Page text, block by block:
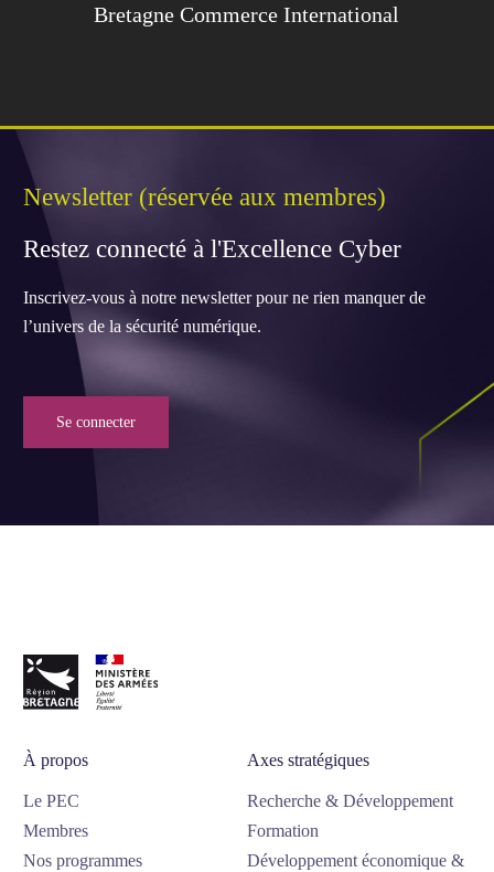
Bretagne Commerce International
Newsletter (réservée aux membres)
Restez connecté à l'Excellence Cyber
Inscrivez-vous à notre newsletter pour ne rien manquer de
l’univers de la sécurité numérique.
Se connecter
À propos
Le PEC
Membres
Nos programmes
Axes stratégiques
Recherche & Développement
Formation
Développement économique &